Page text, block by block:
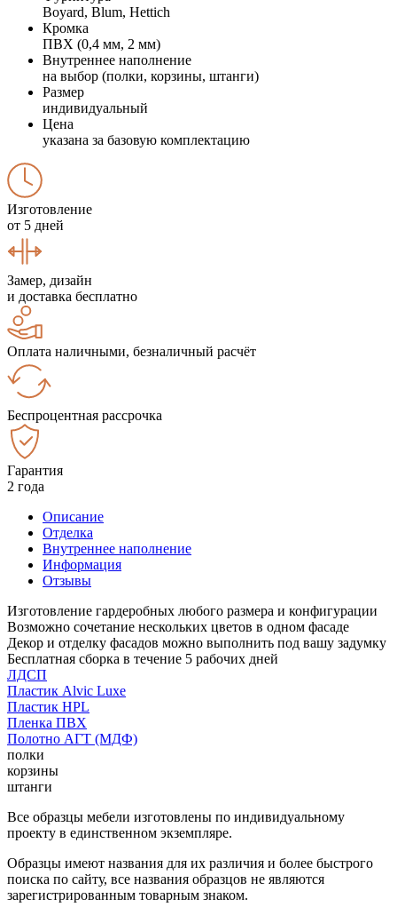
Boyard, Blum, Hettich
Кромка
ПВХ (0,4 мм, 2 мм)
Внутреннее наполнение
на выбор (полки, корзины, штанги)
Размер
индивидуальный
Цена
указана за базовую комплектацию
Изготовление
от 5 дней
Замер, дизайн
и доставка бесплатно
Оплата наличными, безналичный расчёт
Беспроцентная рассрочка
Гарантия
2 года
Описание
Отделка
Внутреннее наполнение
Информация
Отзывы
Изготовление гардеробных любого размера и конфигурации
Возможно сочетание нескольких цветов в одном фасаде
Декор и отделку фасадов можно выполнить под вашу задумку
Бесплатная сборка в течение 5 рабочих дней
ЛДСП
Пластик Alvic Luxe
Пластик HPL
Пленка ПВХ
Полотно АГТ (МДФ)
полки
корзины
штанги
Все образцы мебели изготовлены по индивидуальному
проекту в единственном экземпляре.
Образцы имеют названия для их различия и более быстрого
поиска по сайту, все названия образцов не являются
зарегистрированным товарным знаком.